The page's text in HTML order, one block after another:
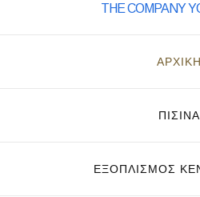
THE COMPANY
ΑΡΧΙΚΗ
ΠΙΣΙΝΑ
ΕΞΟΠΛΙΣΜΌΣ